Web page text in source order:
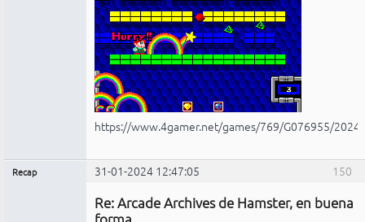
https://www.4gamer.net/games/769/G076955/
150
Recap 31-01-2024 12:47:05
Re: Arcade Archives de Hamster, en buena
forma.